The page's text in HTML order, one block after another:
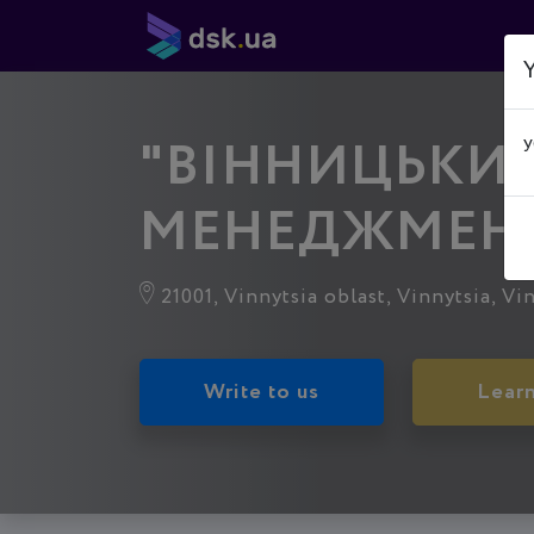
21001, Vinnytsia oblast, Vіnnytsia,
Write to us